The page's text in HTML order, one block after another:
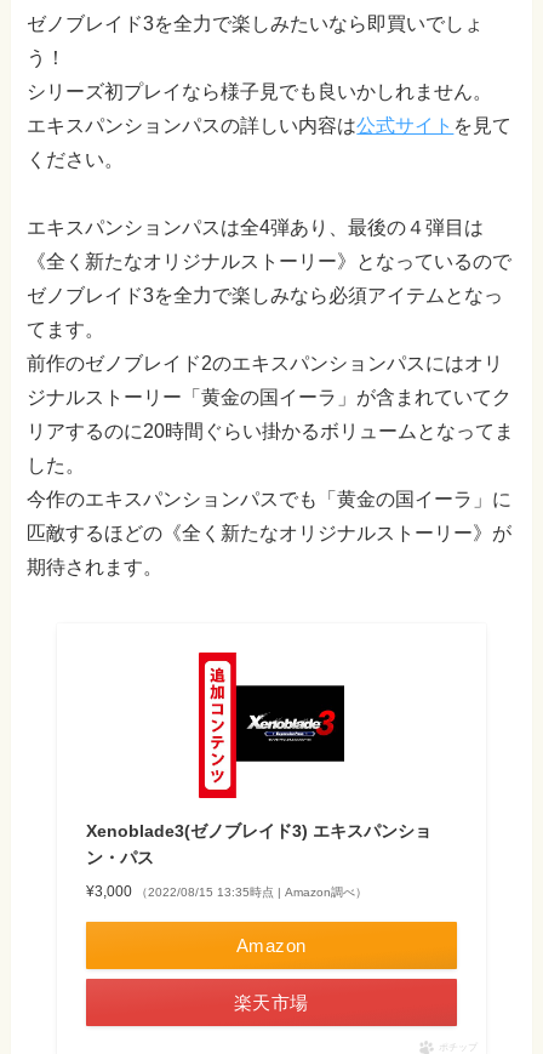
ゼノブレイド3を全力で楽しみたいなら即買いでしょ
う！
シリーズ初プレイなら様子見でも良いかしれません。
エキスパンションパスの詳しい内容は公式サイト を見て
ください。
エキスパンションパスは全4弾あり、最後の４弾目は
《全く新たなオリジナルストーリー》となっているので
ゼノブレイド3を全力で楽しみなら必須アイテムとなっ
てます。
前作のゼノブレイド2のエキスパンションパスにはオリ
ジナルストーリー「黄金の国イーラ」が含まれていてク
リアするのに20時間ぐらい掛かるボリュームとなってま
した。
今作のエキスパンションパスでも「黄金の国イーラ」に
匹敵するほどの《全く新たなオリジナルストーリー》が
期待されます。
Xenoblade3(ゼノブレイド3) エキスパンショ
ン・パス
¥3,000 （2022/08/15 13:35時点 | Amazon調べ）
Amazon
楽天市場
ポチップ